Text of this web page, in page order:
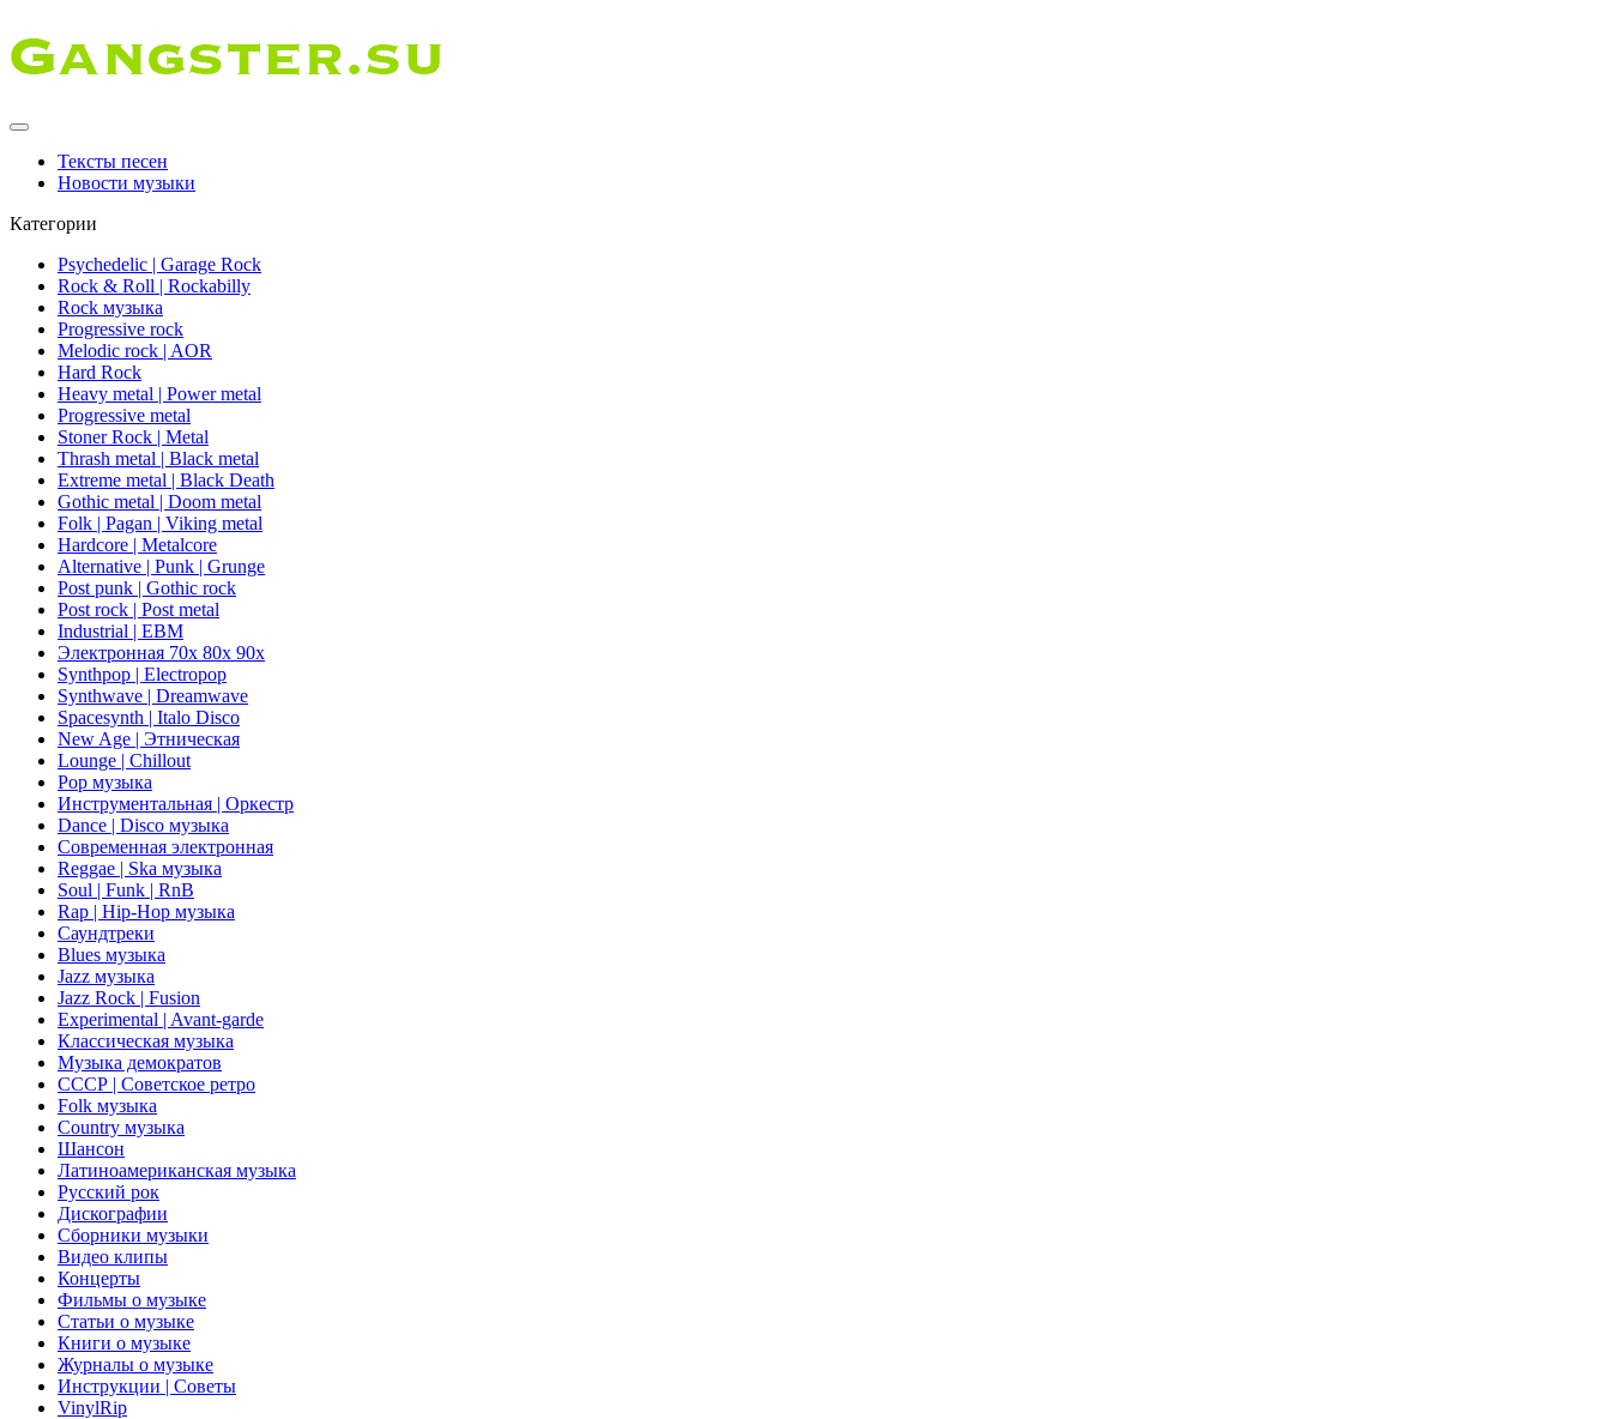
Тексты песен
Новости музыки
Категории
Psychedelic | Garage Rock
Rock & Roll | Rockabilly
Rock музыка
Progressive rock
Melodic rock | AOR
Hard Rock
Heavy metal | Power metal
Progressive metal
Stoner Rock | Metal
Thrash metal | Black metal
Extreme metal | Black Death
Gothic metal | Doom metal
Folk | Pagan | Viking metal
Hardcore | Metalcore
Alternative | Punk | Grunge
Post punk | Gothic rock
Post rock | Post metal
Industrial | EBM
Электронная 70х 80х 90х
Synthpop | Electropop
Synthwave | Dreamwave
Spacesynth | Italo Disco
New Age | Этническая
Lounge | Chillout
Pop музыка
Инструментальная | Оркестр
Dance | Disco музыка
Современная электронная
Reggae | Ska музыка
Soul | Funk | RnB
Rap | Hip-Hop музыка
Саундтреки
Blues музыка
Jazz музыка
Jazz Rock | Fusion
Experimental | Avant-garde
Классическая музыка
Музыка демократов
СССР | Советское ретро
Folk музыка
Country музыка
Шансон
Латиноамериканская музыка
Русский рок
Дискографии
Сборники музыки
Видео клипы
Концерты
Фильмы о музыке
Статьи о музыке
Книги о музыке
Журналы о музыке
Инструкции | Советы
VinylRip